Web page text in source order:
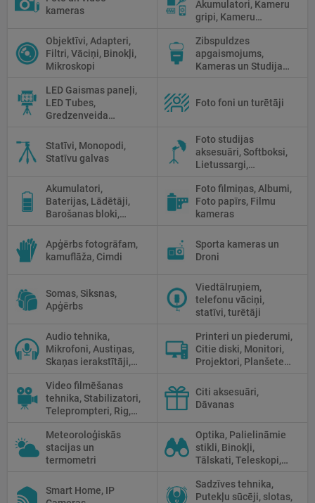
kameras
Akumulatori, Kameru
gripi, Kameru
tīrīšanai
Objektīvi, Adapteri,
Filtri, Vāciņi, Binokļi,
Mikroskopi
Zibspuldzes
apgaismojums,
Kameras un Studijas
LED Gaismas paneļi,
LED Tubes,
Gredzenveida
Prožektori,
Fluorescējošās,
Halogānās
Foto foni un turētāji
Statīvi, Monopodi,
Statīvu galvas
Foto studijas
aksesuāri, Softboksi,
Lietussargi,
Priekšmetu galdi
Akumulatori,
Baterijas, Lādētāji,
Barošanas bloki,
Foto filmiņas, Albumi,
Foto papīrs, Filmu
kameras
Apģērbs fotogrāfam,
kamuflāža, Cimdi
Sporta kameras un
Droni
Somas, Siksnas,
Apģērbs
Viedtālruņiem,
telefonu vāciņi,
statīvi, turētāji
Audio tehnika,
Mikrofoni, Austiņas,
Skaņas ierakstītāji,
Printeri un piederumi,
Citie diski, Monitori,
Projektori, Planšetes,
Video filmēšanas
tehnika, Stabilizatori,
Teleprompteri, Rig,
Citi aksesuāri,
Dāvanas
Meteoroloģiskās
stacijas un
termometri
Optika, Palielināmie
stikli, Binokļi,
Tālskati, Teleskopi,
Mikroskopi,
Termokameras, Nakts
Smart Home, IP
Sadzīves tehnika,
Putekļu sūcēji, slotas,